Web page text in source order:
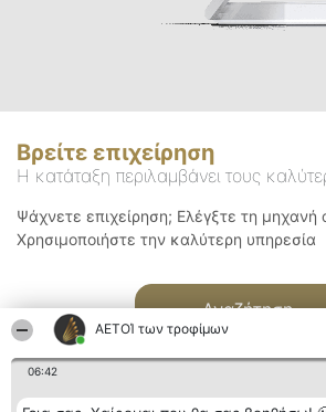
ΑΕΤΟΊ των τροφίμων
06:42
Βρείτε επιχείρηση
Η κατάταξη περιλαμβάνει τους
Ψάχνετε επιχείρηση; Ελέγξτε τη μηχανή
Χρησιμοποιήστε την καλύτερη υπηρεσία
Αναζήτηση